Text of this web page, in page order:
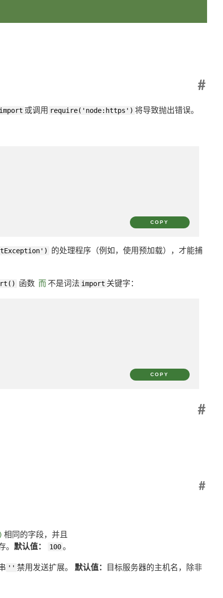
#
或调用 require('node:https') 将导致抛出错误。
COPY
的处理程序（例如，使用预加载），才能捕
函数 而 不是词法 import 关键字：
COPY
#
#
相同的字段，并且
。 默认值： 100。
'' 禁用发送扩展。 默认值： 目标服务器的主机名，除非